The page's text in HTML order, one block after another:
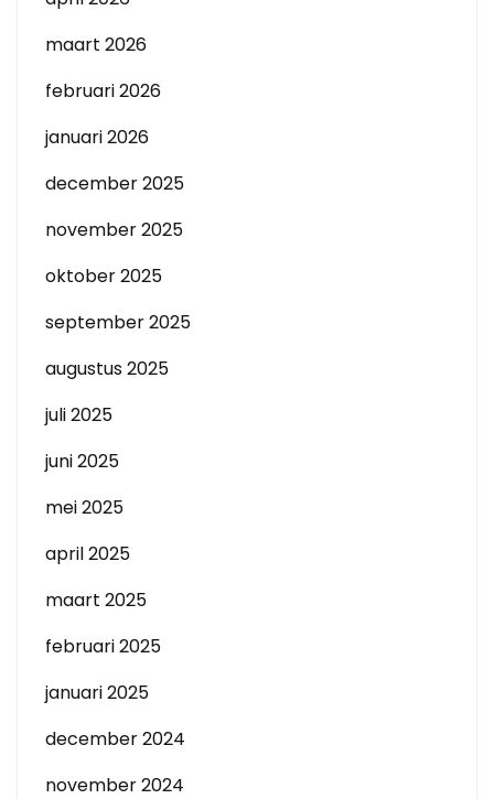
maart 2026
februari 2026
januari 2026
december 2025
november 2025
oktober 2025
september 2025
augustus 2025
juli 2025
juni 2025
mei 2025
april 2025
maart 2025
februari 2025
januari 2025
december 2024
november 2024